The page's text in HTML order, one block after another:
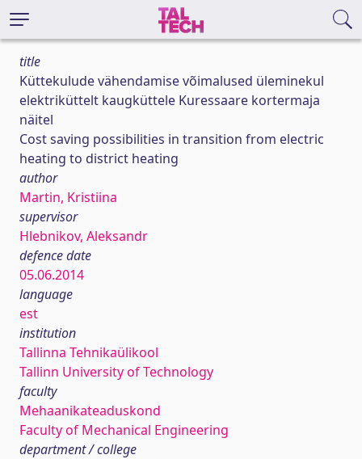
title
Küttekulude vähendamise võimalused üleminekul
elektriküttelt kaugküttele Kuressaare kortermaja
näitel
Cost saving possibilities in transition from electric
heating to district heating
author
Martin, Kristiina
supervisor
Hlebnikov, Aleksandr
defence date
05.06.2014
language
est
institution
Tallinna Tehnikaülikool
Tallinn University of Technology
faculty
Mehaanikateaduskond
Faculty of Mechanical Engineering
department / college